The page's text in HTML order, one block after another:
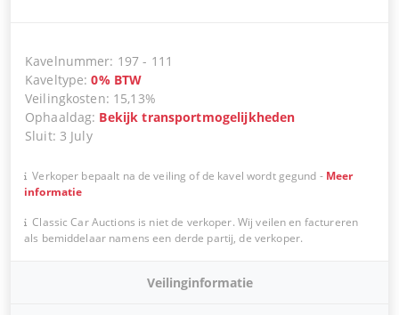
Kavelnummer: 197 - 111
Kaveltype:0% BTW
Veilingkosten: 15,13%
Ophaaldag: Bekijk transportmogelijkheden
Sluit: 3 July
Verkoper bepaalt na de veiling of de kavel wordt gegund - Meer
informatie
Classic Car Auctions is niet de verkoper. Wij veilen en factureren
als bemiddelaar namens een derde partij, de verkoper.
Veilinginformatie